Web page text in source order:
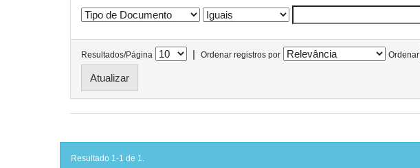
Resultados/Página | Ordenar registros por Ordenar
Resultado 1-1 de 1.